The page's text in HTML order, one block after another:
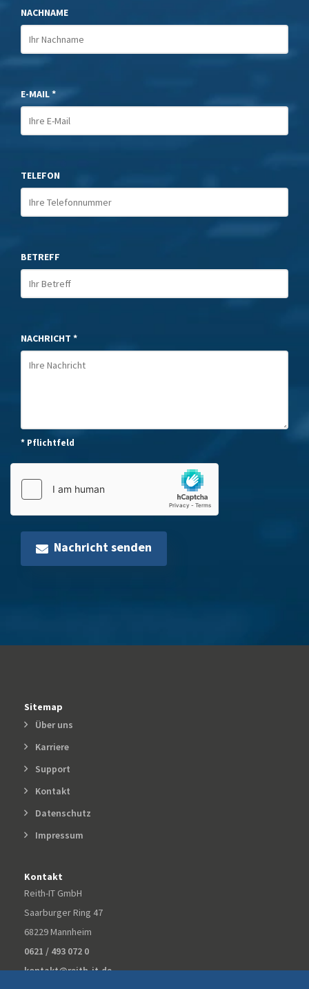
NACHNAME
E-MAIL *
TELEFON
BETREFF
NACHRICHT *
* Pflichtfeld
Nachricht senden
Sitemap
Über uns
Karriere
Support
Kontakt
Datenschutz
Impressum
Kontakt
Reith-IT GmbH
Saarburger Ring 47
68229 Mannheim
0621 / 493 072 0
kontakt@reith-it.de